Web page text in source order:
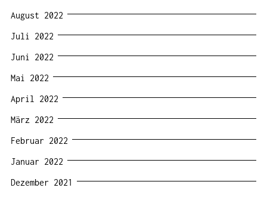
August 2022
Juli 2022
Juni 2022
Mai 2022
April 2022
März 2022
Februar 2022
Januar 2022
Dezember 2021